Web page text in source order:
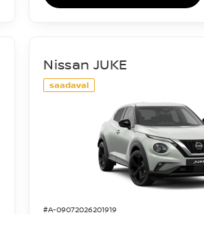
saadaval
#A-09072026201919
Nissan JUKE